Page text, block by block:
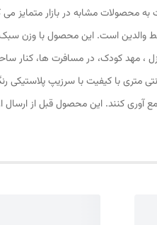
محصولات مشابه در بازار متمایز
والدین است. این محصول با وزن
110 سانتی متر و طول و عرض 95 در 95 سانتی متر در گوشه ای از منزل ، مهد
طرح آنا و السا با ظاهری زیبا و چشم نواز دارای پنجره توری تهویه ای مناسب برای فرزند دلبندتان بهمراه دارد و زیپ 150
آوری کنند. این محصول قبل از ارسال